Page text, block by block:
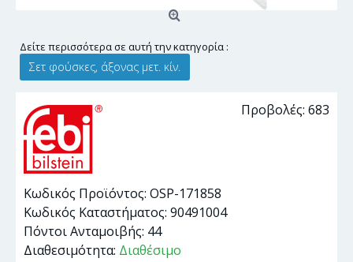
Δείτε περισσότερα σε αυτή την κατηγορία :
Σετ φούσκες, άξονας μετ. κίν.
Προβολές: 683
Κωδικός Προϊόντος: OSP-171858
Κωδικός Καταστήματος: 90491004
Πόντοι Ανταμοιβής: 44
Διαθεσιμότητα: Διαθέσιμο